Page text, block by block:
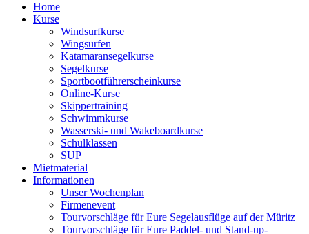
Home
Kurse
Windsurfkurse
Wingsurfen
Katamaransegelkurse
Segelkurse
Sportbootführerscheinkurse
Online-Kurse
Skippertraining
Schwimmkurse
Wasserski- und Wakeboardkurse
Schulklassen
SUP
Mietmaterial
Informationen
Unser Wochenplan
Firmenevent
Tourvorschläge für Eure Segelausflüge auf der Müritz
Tourvorschläge für Eure Paddel- und Stand-up-